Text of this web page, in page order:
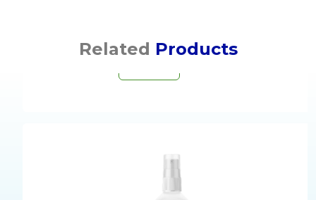
Related Products